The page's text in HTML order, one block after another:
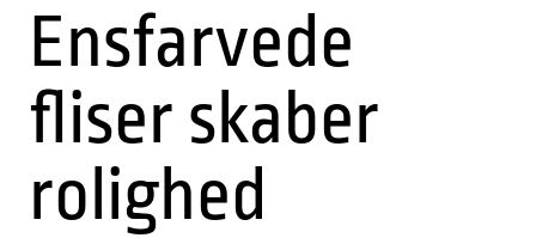
Ensfarvede
fliser skaber
rolighed